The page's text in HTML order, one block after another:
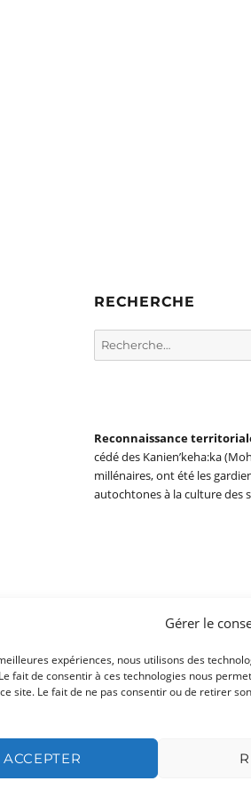
Gérer le
expériences, nous utilisons des
fait de consentir à ces technologies nous
site. Le fait de ne pas consentir ou de retirer
ACCEPTER
RECHERCHE
Rechercher :
Reconnaissance
cédé des Kanien’keha:ka
millénaires, ont été les
autochtones à la culture